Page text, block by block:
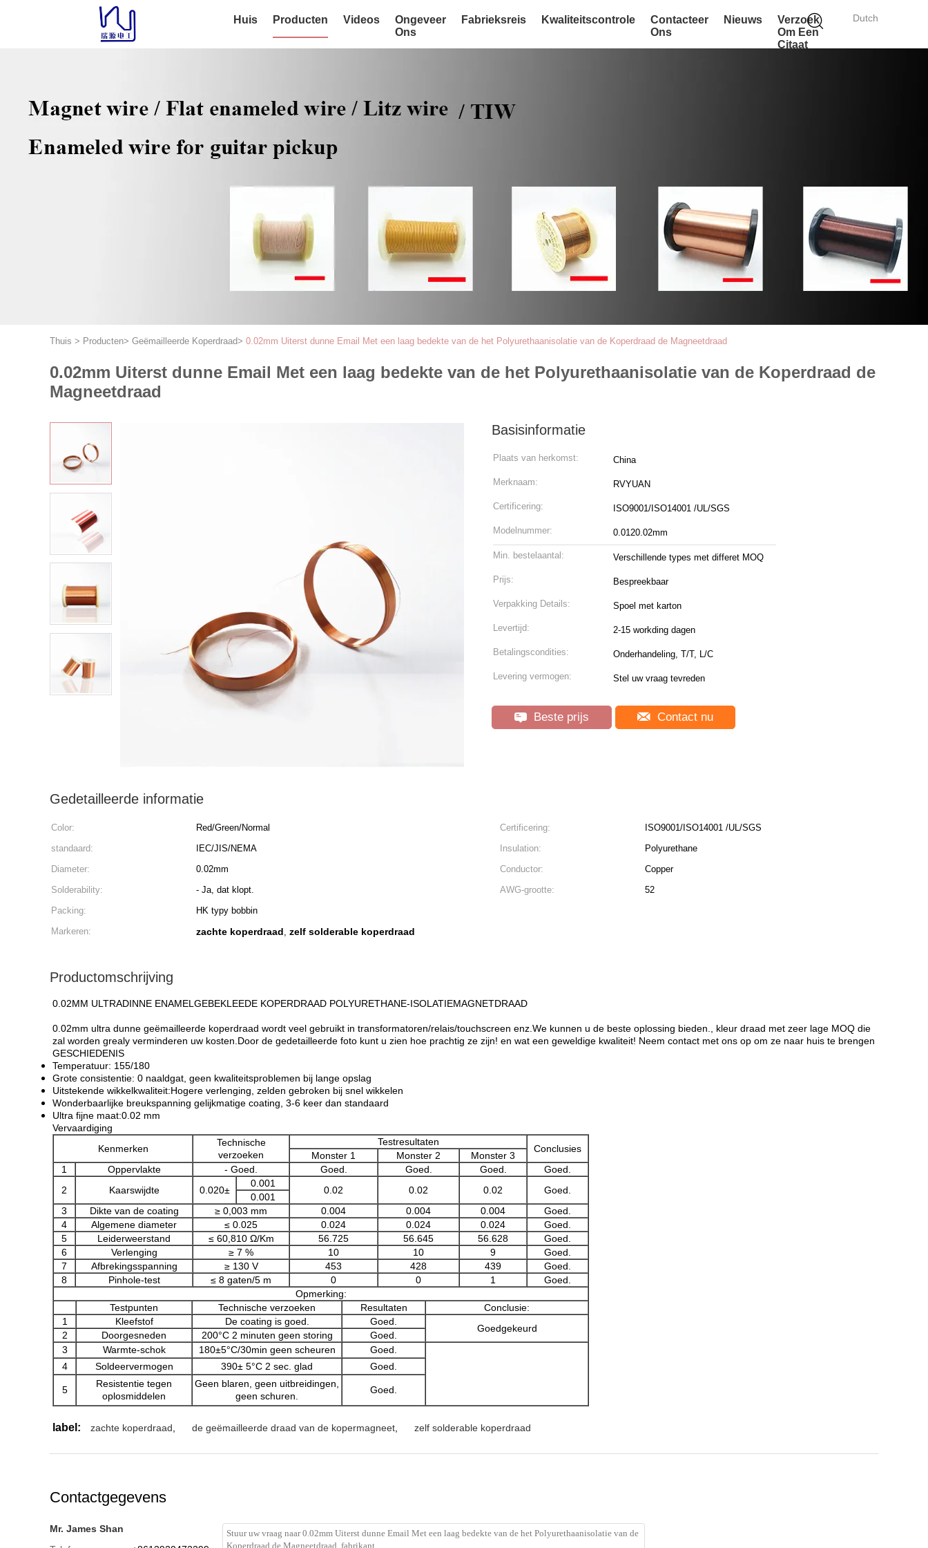
Dutch
Huis Producten Videos
Ongeveer
Ons
Fabrieksreis Kwaliteitscontrole
Contacteer
Ons
Nieuws
Verzoek
Om Een
Citaat
Thuis > Producten> Geëmailleerde Koperdraad> 0.02mm Uiterst dunne Email Met een laag bedekte van de het Polyurethaanisolatie van de Koperdraad de Magneetdraad
0.02mm Uiterst dunne Email Met een laag bedekte van de het Polyurethaanisolatie van de Koperdraad de
Magneetdraad
Basisinformatie
Plaats van herkomst: China
Merknaam: RVYUAN
Certificering: ISO9001/ISO14001 /UL/SGS
Modelnummer: 0.0120.02mm
Min. bestelaantal: Verschillende types met differet MOQ
Prijs: Bespreekbaar
Verpakking Details: Spoel met karton
Levertijd: 2-15 workding dagen
Betalingscondities: Onderhandeling, T/T, L/C
Levering vermogen: Stel uw vraag tevreden
Beste prijs Contact nu
Gedetailleerde informatie
Color: Red/Green/Normal Certificering:
ISO9001/ISO14001 /UL/SGS
standaard:
IEC/JIS/NEMA Insulation:
Polyurethane
Diameter:
0.02mm Conductor:
Copper
Solderability:
- Ja, dat klopt. AWG-grootte:
52
Packing:
HK typy bobbin
Markeren:
zachte koperdraad, zelf solderable koperdraad
Productomschrijving
0.02MM ULTRADINNE ENAMELGEBEKLEEDE KOPERDRAAD POLYURETHANE-ISOLATIEMAGNETDRAAD
0.02mm ultra dunne geëmailleerde koperdraad wordt veel gebruikt in transformatoren/relais/touchscreen enz.We kunnen u de beste oplossing bieden., kleur draad met zeer lage MOQ die
zal worden grealy verminderen uw kosten.Door de gedetailleerde foto kunt u zien hoe prachtig ze zijn! en wat een geweldige kwaliteit! Neem contact met ons op om ze naar huis te brengen
GESCHIEDENIS
Temperatuur: 155/180
Grote consistentie: 0 naaldgat, geen kwaliteitsproblemen bij lange opslag
Uitstekende wikkelkwaliteit:Hogere verlenging, zelden gebroken bij snel wikkelen
Wonderbaarlijke breukspanning gelijkmatige coating, 3-6 keer dan standaard
Ultra fijne maat:0.02 mm
Vervaardiging
Kenmerken
Technische
verzoeken
Testresultaten
Conclusies
Monster 1 Monster 2
Monster 3
1
Oppervlakte - Goed. Goed. Goed. Goed.
Goed.
2
Kaarswijdte 0.020±
0.001
0.02 0.02 0.02 Goed.
0.001
3
Dikte van de coating ≥ 0,003 mm 0.004 0.004 0.004
Goed.
4
Algemene diameter ≤ 0.025 0.024 0.024 0.024
Goed.
5
Leiderweerstand ≤ 60,810 Ω/Km 56.725 56.645 56.628
Goed.
6
Verlenging ≥ 7 % 10 10 9
Goed.
7
Afbrekingsspanning ≥ 130 V 453 428 439
Goed.
8
Pinhole-test ≤ 8 gaten/5 m 0 0 1
Goed.
Opmerking:
Testpunten
Technische verzoeken Resultaten
Conclusie:
1
Kleefstof De coating is goed. Goed.
Goedgekeurd
2 Doorgesneden 200°C 2 minuten geen storing
Goed.
3
Warmte-schok 180±5°C/30min geen scheuren
Goed.
4
Soldeervermogen 390± 5°C 2 sec. glad Goed.
5
Resistentie tegen
oplosmiddelen
Geen blaren, geen uitbreidingen,
geen schuren.
Goed.
label: zachte koperdraad de geëmailleerde draad van de kopermagneet zelf solderable koperdraad
Contactgegevens
Mr. James Shan